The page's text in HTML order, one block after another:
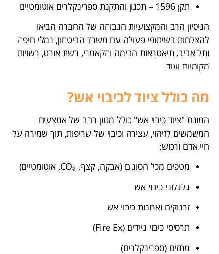
תקן 1596 – תכנון והתקנת ספרינקלרים אוטומטיים
הניסיון הרב והמקצועיות הגבוהה של החברה הביאו
להצלחות בשיתופי פעולה עם משרד הביטחון, נמלי חיפה
ותל אביב, תיאטראות הבימה והקאמרי, רשת אורט, רשויות
מקומיות ועוד.
מה כולל ציוד לכיבוי אש?
המונח "ציוד כיבוי אש" כולל מגוון רחב של אמצעים
המשמשים לזיהוי, עצירה וכיבוי של שריפות, תוך שמירה על
חיי אדם ורכוש:
מטפים מכל הסוגים (אבקה, קצף, CO₂, אוטומטיים)
גלגלוני כיבוי אש
זרנוקים וארונות כיבוי אש
תרסיסי כיבוי ניידים (Fire Ex)
מתזים (ספרינקלרים)